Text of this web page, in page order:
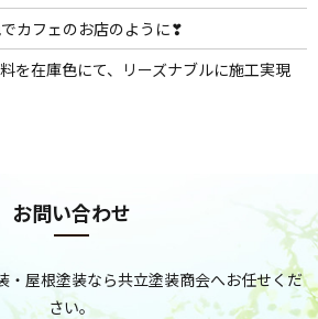
カフェのお店のように❣
を在庫色にて、リーズナブルに施工実現
お問い合わせ
・屋根塗装なら共立塗装商会へお任せくだ
さい。